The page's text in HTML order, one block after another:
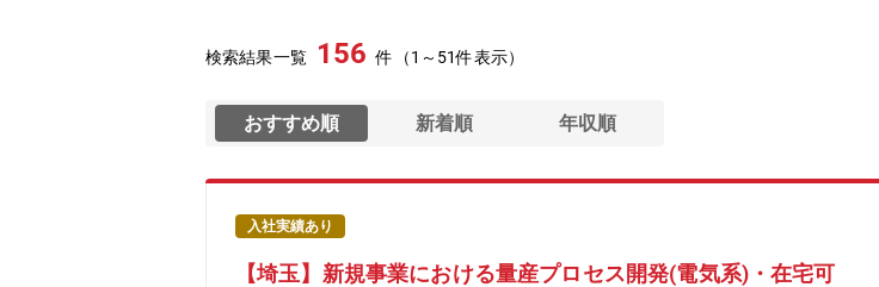
検索結果一覧 156 件（1～51件表示）
おすすめ順 新着順 年収順
入社実績あり
【埼玉】新規事業における量産プロセス開発(電気系)・在宅可